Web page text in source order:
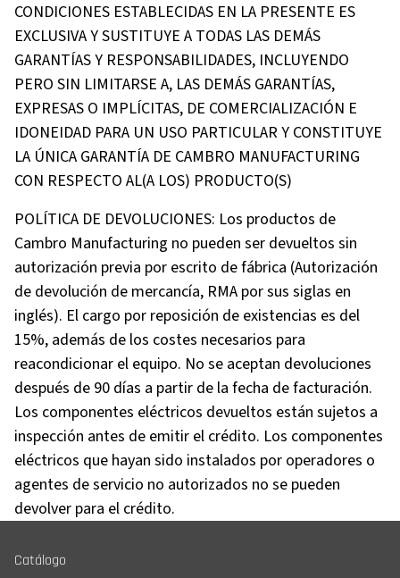
CONDICIONES ESTABLECIDAS EN LA PRESENTE ES
EXCLUSIVA Y SUSTITUYE A TODAS LAS DEMÁS
GARANTÍAS Y RESPONSABILIDADES, INCLUYENDO
PERO SIN LIMITARSE A, LAS DEMÁS GARANTÍAS,
EXPRESAS O IMPLÍCITAS, DE COMERCIALIZACIÓN E
IDONEIDAD PARA UN USO PARTICULAR Y CONSTITUYE
LA ÚNICA GARANTÍA DE CAMBRO MANUFACTURING
CON RESPECTO AL(A LOS) PRODUCTO(S)
POLÍTICA DE DEVOLUCIONES: Los productos de
Cambro Manufacturing no pueden ser devueltos sin
autorización previa por escrito de fábrica (Autorización
de devolución de mercancía, RMA por sus siglas en
inglés). El cargo por reposición de existencias es del
15%, además de los costes necesarios para
reacondicionar el equipo. No se aceptan devoluciones
después de 90 días a partir de la fecha de facturación.
Los componentes eléctricos devueltos están sujetos a
inspección antes de emitir el crédito. Los componentes
eléctricos que hayan sido instalados por operadores o
agentes de servicio no autorizados no se pueden
devolver para el crédito.
Catálogo